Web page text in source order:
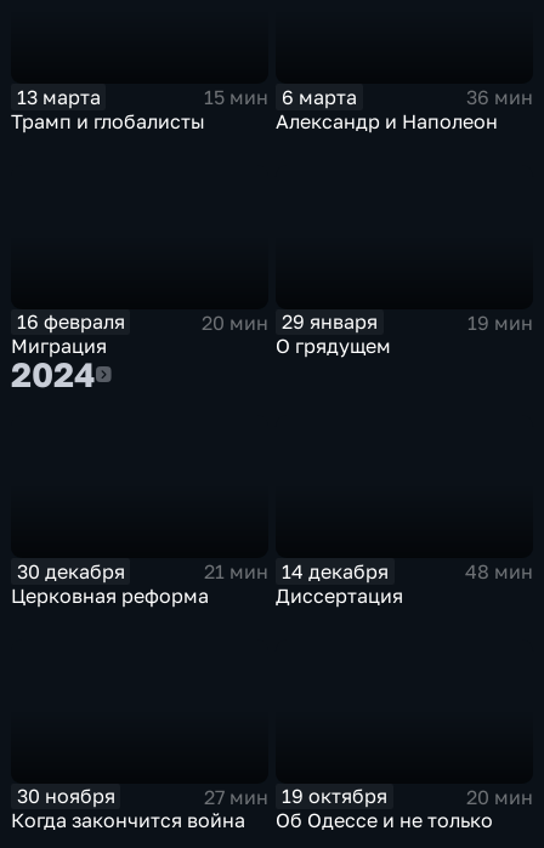
13 марта
15 мин
Трамп и глобалисты
6 марта
36 мин
Александр и Наполеон
16 февраля
20 мин
Миграция
29 января
19 мин
О грядущем
20242024
30 декабря
21 мин
Церковная реформа
14 декабря
48 мин
Диссертация
30 ноября
27 мин
Когда закончится война
19 октября
20 мин
Об Одессе и не только